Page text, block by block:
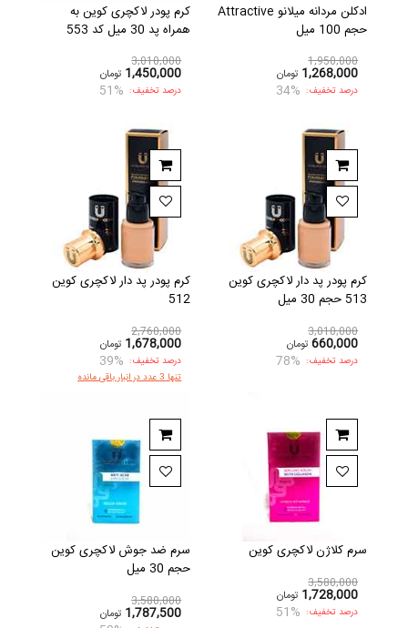
ادکلن مردانه میلانو Attractive
حجم 100 میل
1,950,000
1,268,000 تومان
درصد تخفیف: 34%
کرم پودر لاکچری کوین به
همراه پد 30 میل کد 553
3,010,000
1,450,000 تومان
درصد تخفیف: 51%
کرم پودر پد دار لاکچری کوین
513 حجم 30 میل
3,010,000
660,000 تومان
درصد تخفیف: 78%
کرم پودر پد دار لاکچری کوین
512
2,760,000
1,678,000 تومان
درصد تخفیف: 39%
تنها 3 عدد در انبار باقی مانده
سرم کلاژن لاکچری کوین
3,580,000
1,728,000 تومان
درصد تخفیف: 51%
سرم ضد جوش لاکچری کوین
حجم 30 میل
3,580,000
1,787,500 تومان